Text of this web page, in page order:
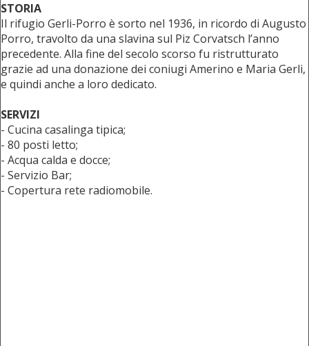
STORIA
Il rifugio Gerli-Porro è sorto nel 1936, in ricordo di Augusto
Porro, travolto da una slavina sul Piz Corvatsch l’anno
precedente. Alla fine del secolo scorso fu ristrutturato
grazie ad una donazione dei coniugi Amerino e Maria Gerli,
e quindi anche a loro dedicato.
SERVIZI
- Cucina casalinga tipica;
- 80 posti letto;
- Acqua calda e docce;
- Servizio Bar;
- Copertura rete radiomobile.